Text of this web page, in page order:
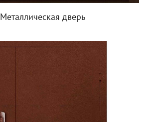
Металлическая дверь